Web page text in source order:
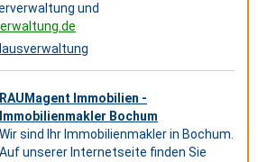
und
RAUMagent Immobilien -
Immobilienmakler Bochum
Wir sind Ihr Immobilienmakler in Bochum.
Auf unserer Internetseite finden Sie